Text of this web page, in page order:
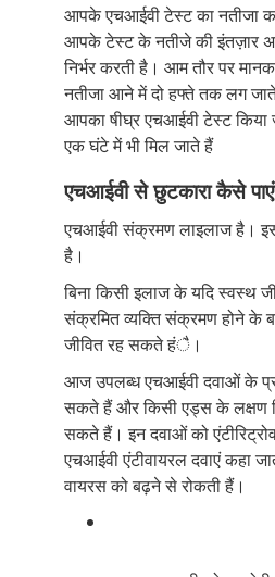
आपके एचआईवी टेस्ट का नतीजा
आपके टेस्ट के नतीजे की इंतज़ार
निर्भर करती है। आम तौर पर
नतीजा आने में दो हफ्ते तक लग
आपका षीघ्र एचआईवी टेस्ट
एक घंटे में भी मिल जाते हैं
एचआईवी से छुटकारा कैसे
एचआईवी संक्रमण लाइलाज है।
है।
बिना किसी इलाज के यदि स्वस्थ
संक्रमित व्यक्ति संक्रमण होने के
जीवित रह सकते हंै।
आज उपलब्ध एचआईवी दवाओं के
सकते हैं और किसी एड्स के लक्षण
सकते हैं। इन दवाओं को
एचआईवी एंटीवायरल दवाएं कहा
वायरस को बढ़ने से रोकती हैं।